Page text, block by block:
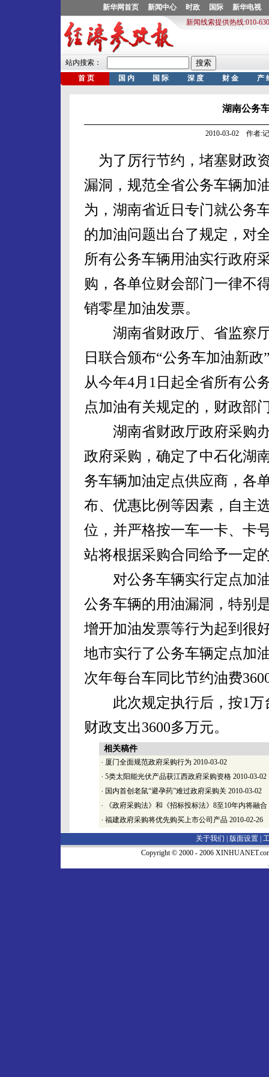
湖南公务
2010-03-02 作者:
为了厉行节约，堵塞财政
漏洞，规范全省公务车辆加
为，湖南省近日专门就公务
的加油问题出台了规定，对
所有公务车辆用油实行政府
购，各单位财会部门一律不
销零星加油发票。
湖南省财政厅、省监察
日联合颁布“公务车加油新政
从今年4月1日起全省所有公
点加油有关规定的，财政部
湖南省财政厅政府采购办
政府采购，确定了中石化湖
务车辆加油定点供应商，各
布、优惠比例等因素，自主
位，并严格按一车一卡、卡
站将根据采购合同给予一定
对公务车辆实行定点加油
公务车辆的用油漏洞，特别
增开加油发票等行为起到很
地市实行了公务车辆定点加
次年每台车同比节约油费
此次规定执行后，按1万
财政支出3600多万元。
相关稿件
· 厦门全面规范政府采购行为 2010-03-02
· 5类太阳能光伏产品获江西政府采购资格 2010-03-02
· 国内首创老鼠“避孕药”难过政府采购关 2010-03-02
· 《政府采购法》和《招标投标法》8至10年内将融合
· 福建政府采购将优先购买上市公司产品 2010-02-26
关于我们 | 版面设置
Copyright © 2000 - 2006